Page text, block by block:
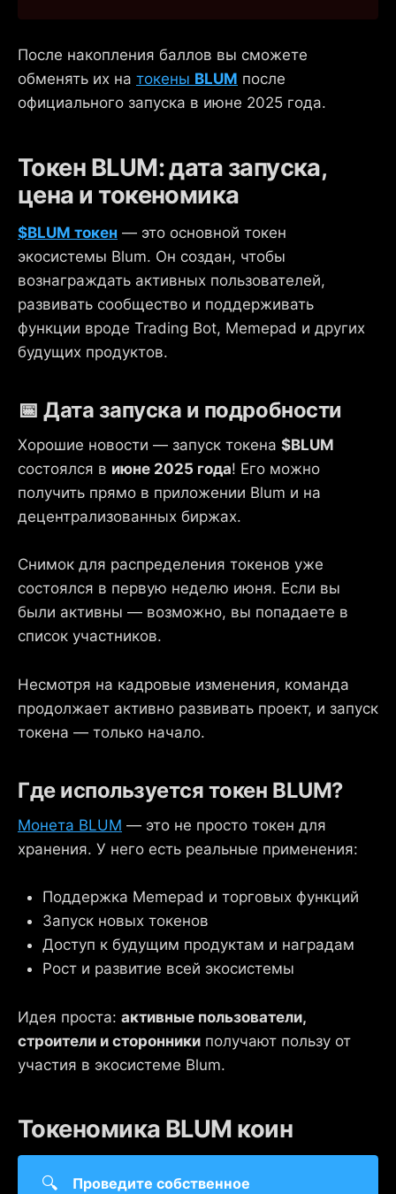
После накопления баллов вы сможете
обменять их на токены BLUM после
официального запуска в июне 2025 года.
Токен BLUM: дата запуска,
цена и токеномика
$BLUM токен — это основной токен
экосистемы Blum. Он создан, чтобы
вознаграждать активных пользователей,
развивать сообщество и поддерживать
функции вроде Trading Bot, Memepad и других
будущих продуктов.
📅 Дата запуска и подробности
Хорошие новости — запуск токена $BLUM
состоялся в июне 2025 года! Его можно
получить прямо в приложении Blum и на
децентрализованных биржах.
Снимок для распределения токенов уже
состоялся в первую неделю июня. Если вы
были активны — возможно, вы попадаете в
список участников.
Несмотря на кадровые изменения, команда
продолжает активно развивать проект, и запуск
токена — только начало.
Где используется токен BLUM?
Монета BLUM — это не просто токен для
хранения. У него есть реальные применения:
Поддержка Memepad и торговых функций
Запуск новых токенов
Доступ к будущим продуктам и наградам
Рост и развитие всей экосистемы
Идея проста: активные пользователи,
строители и сторонники получают пользу от
участия в экосистеме Blum.
Токеномика BLUM коин
🔍 Проведите собственное